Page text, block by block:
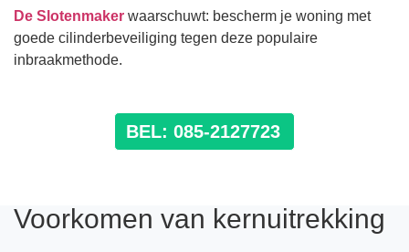
De Slotenmaker waarschuwt: bescherm je woning met
goede cilinderbeveiliging tegen deze populaire
inbraakmethode.
BEL: 085-2127723
Voorkomen van kernuitrekking